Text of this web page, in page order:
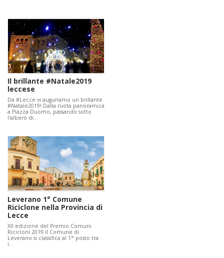
Il brillante #Natale2019
leccese
Da #Lecce vi auguriamo un brillante
#Natale2019! Dalla ruota panoramica
a Piazza Duomo, passando sotto
l'albero di…
Leverano 1° Comune
Riciclone nella Provincia di
Lecce
XII edizione del Premio Comuni
Ricicloni 2019 il Comune di
Leverano si classifica al 1° posto tra
i…